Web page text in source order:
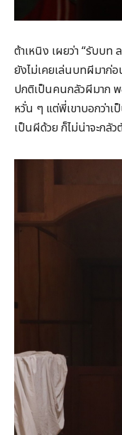
ต้าเหนิง เผยว่า “รับบท
ยังไม่เคยเล่นบทผีมาก่
ปกติเป็นคนกลัวผีมาก
หวั่น ๆ แต่พี่เขาบอกว่าเ
เป็นผีด้วย ก็ไม่น่าจะกลัว